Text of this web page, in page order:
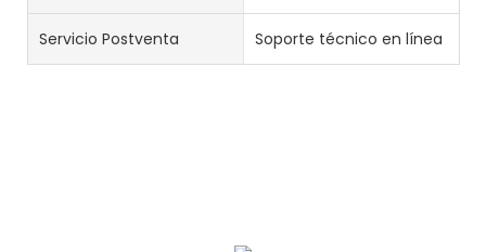
Servicio Postventa Soporte técnico en línea